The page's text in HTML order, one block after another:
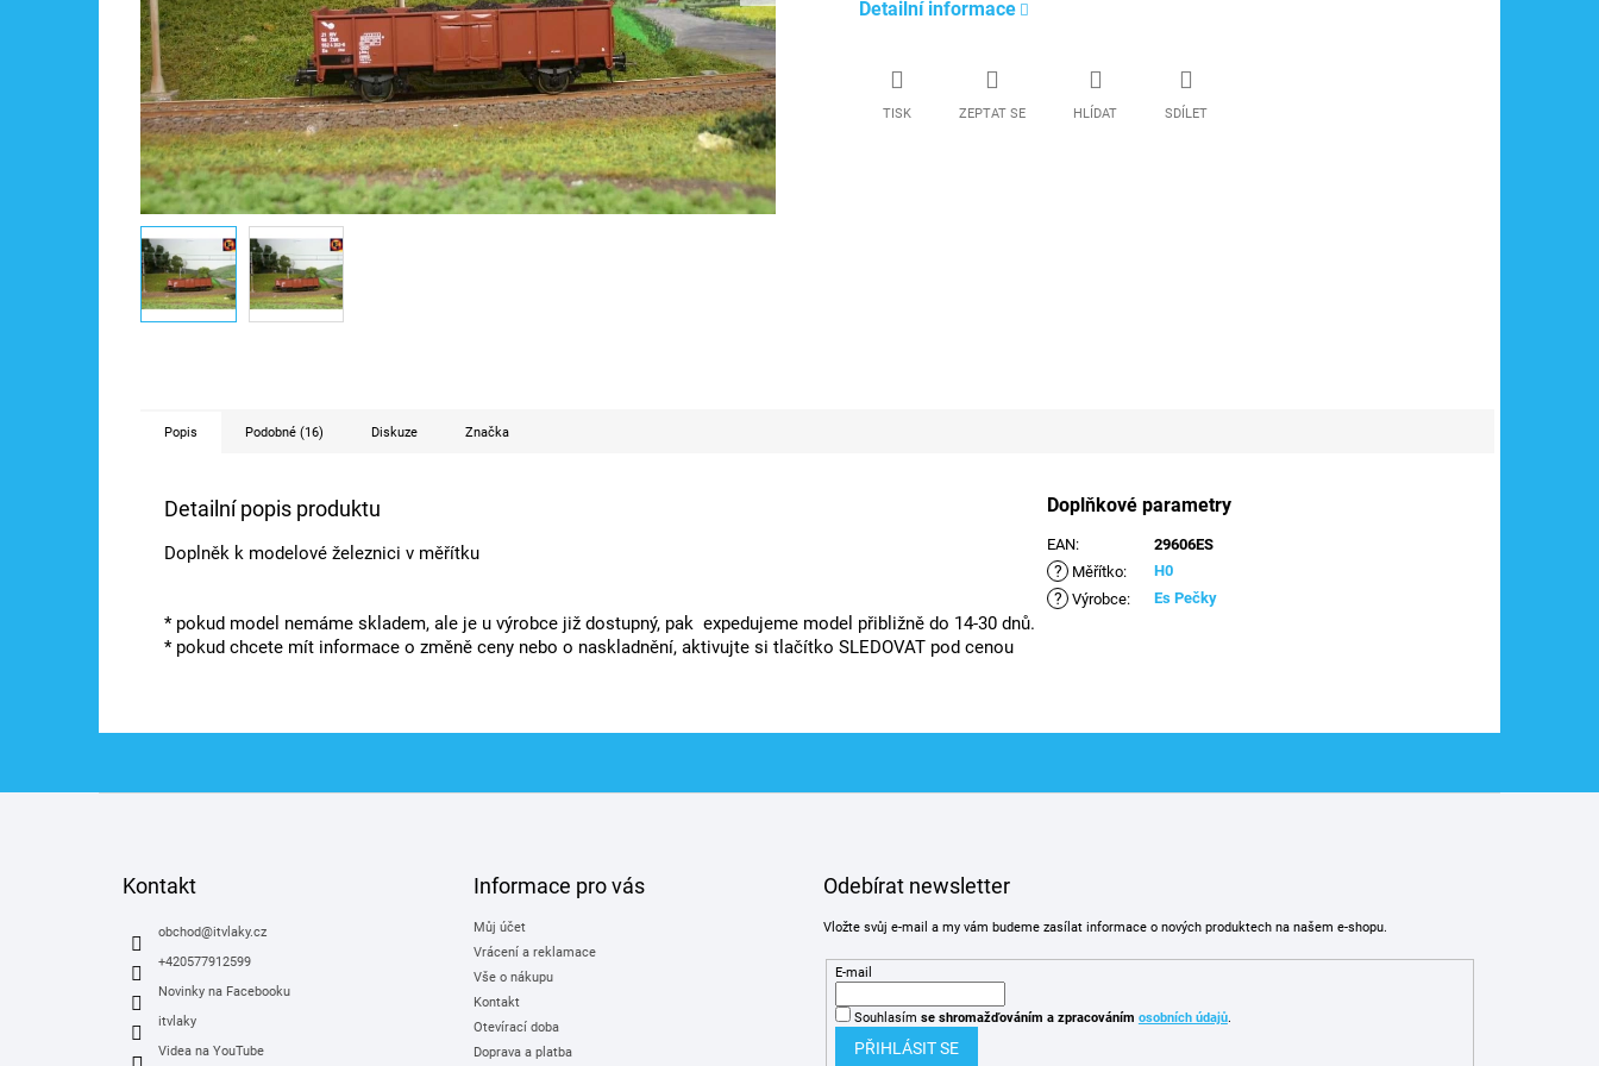
Detailní informace
TISK ZEPTAT SE HLÍDAT SDÍLET
Popis Podobné (16) Diskuze Značka
Detailní popis produktu
Doplněk k modelové železnici v měřítku
* pokud model nemáme skladem, ale je u výrobce již dostupný, pak expedujeme model přibližně do 14-30 dnů.
* pokud chcete mít informace o změně ceny nebo o naskladnění, aktivujte si tlačítko SLEDOVAT pod cenou
Doplňkové parametry
EAN: 29606ES
? Měřítko: H0
? Výrobce: Es Pečky
Kontakt
obchod@itvlaky.cz
+420577912599
Novinky na Facebooku
itvlaky
Videa na YouTube
Informace pro vás
Můj účet
Vrácení a reklamace
Vše o nákupu
Kontakt
Otevírací doba
Doprava a platba
Odebírat newsletter
Vložte svůj e-mail a my vám budeme zasílat informace o nových produktech na našem e-shopu.
E-mail
Souhlasím se shromažďováním a zpracováním osobních údajů.
PŘIHLÁSIT SE